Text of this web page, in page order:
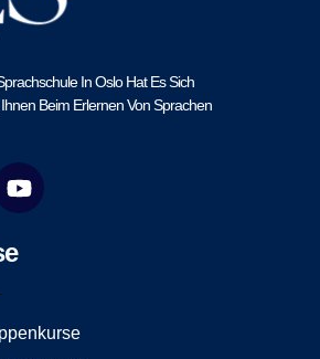
In Oslo Hat Es Sich
Beim Erlernen Von Sprachen
Y
o
t
e